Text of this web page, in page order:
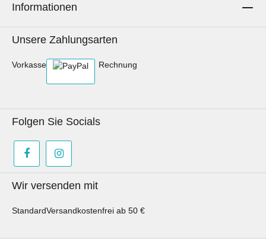
Informationen
Unsere Zahlungsarten
Vorkasse Rechnung
Folgen Sie Socials
Wir versenden mit
StandardVersandkostenfrei ab 50 €